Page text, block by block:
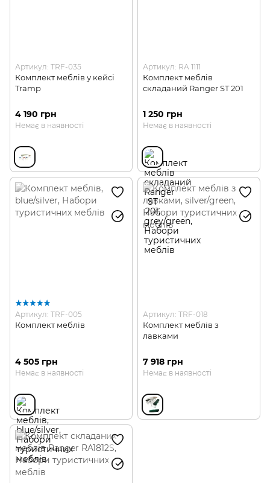
Артикул: TRF-035
Комплект меблів у кейсі
Tramp
4 190 грн
Немає в наявності
Артикул: RA 1111
Комплект меблів
складаний Ranger ST 201
1 250 грн
Немає в наявності
Артикул: TRF-005
Комплект меблів
4 505 грн
Немає в наявності
Артикул: TRF-018
Комплект меблів з
лавками
7 918 грн
Немає в наявності